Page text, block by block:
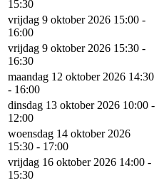
15:30
vrijdag 9 oktober 2026 15:00 -
16:00
vrijdag 9 oktober 2026 15:30 -
16:30
maandag 12 oktober 2026 14:30
- 16:00
dinsdag 13 oktober 2026 10:00 -
12:00
woensdag 14 oktober 2026
15:30 - 17:00
vrijdag 16 oktober 2026 14:00 -
15:30